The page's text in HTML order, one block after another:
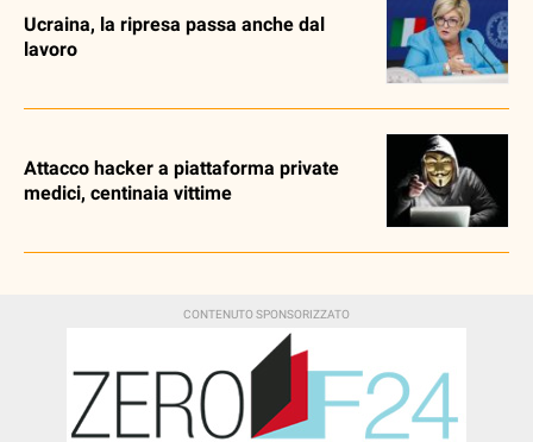
Ucraina, la ripresa passa anche dal
lavoro
Attacco hacker a piattaforma private
medici, centinaia vittime